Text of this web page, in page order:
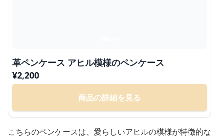
革ペンケース アヒル模様のペンケース
¥2,200
商品の詳細を見る
こちらのペンケースは、愛らしいアヒルの模様が特徴的な